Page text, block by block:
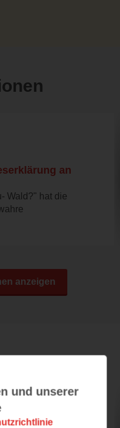
an
Wald?" hat die
anzeigen
dein Leben
und unserer